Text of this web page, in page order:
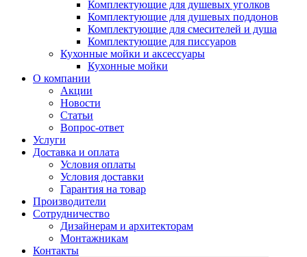
Комплектующие для душевых уголков
Комплектующие для душевых поддонов
Комплектующие для смесителей и душа
Комплектующие для писсуаров
Кухонные мойки и аксессуары
Кухонные мойки
О компании
Акции
Новости
Статьи
Вопрос-ответ
Услуги
Доставка и оплата
Условия оплаты
Условия доставки
Гарантия на товар
Производители
Сотрудничество
Дизайнерам и архитекторам
Монтажникам
Контакты